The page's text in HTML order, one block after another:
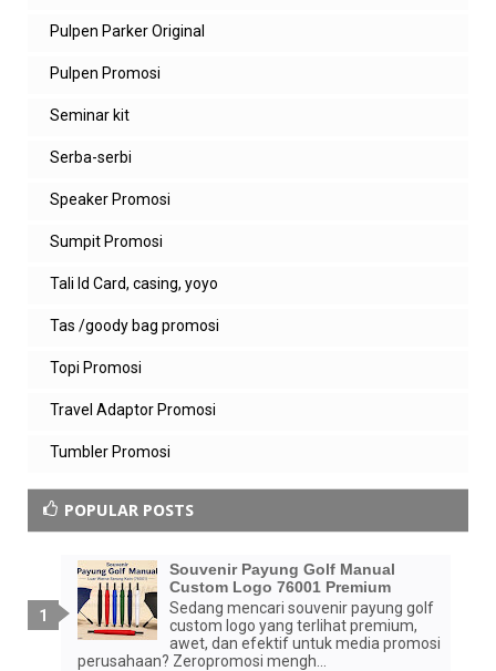
Pulpen Parker Original
Pulpen Promosi
Seminar kit
Serba-serbi
Speaker Promosi
Sumpit Promosi
Tali Id Card, casing, yoyo
Tas /goody bag promosi
Topi Promosi
Travel Adaptor Promosi
Tumbler Promosi
POPULAR POSTS
Souvenir Payung Golf Manual
Custom Logo 76001 Premium
Sedang mencari souvenir payung golf
custom logo yang terlihat premium,
awet, dan efektif untuk media promosi
perusahaan? Zeropromosi mengh...